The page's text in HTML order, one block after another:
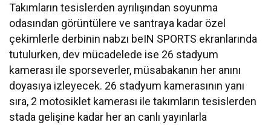
Takımların tesislerden ayrılışından soyunma
odasından görüntülere ve santraya kadar özel
çekimlerle derbinin nabzı beIN SPORTS ekranlarında
tutulurken, dev mücadelede ise 26 stadyum
kamerası ile sporseverler, müsabakanın her anını
doyasıya izleyecek. 26 stadyum kamerasının yanı
sıra, 2 motosiklet kamerası ile takımların tesislerden
stada gelişine kadar her an canlı yayınlarla